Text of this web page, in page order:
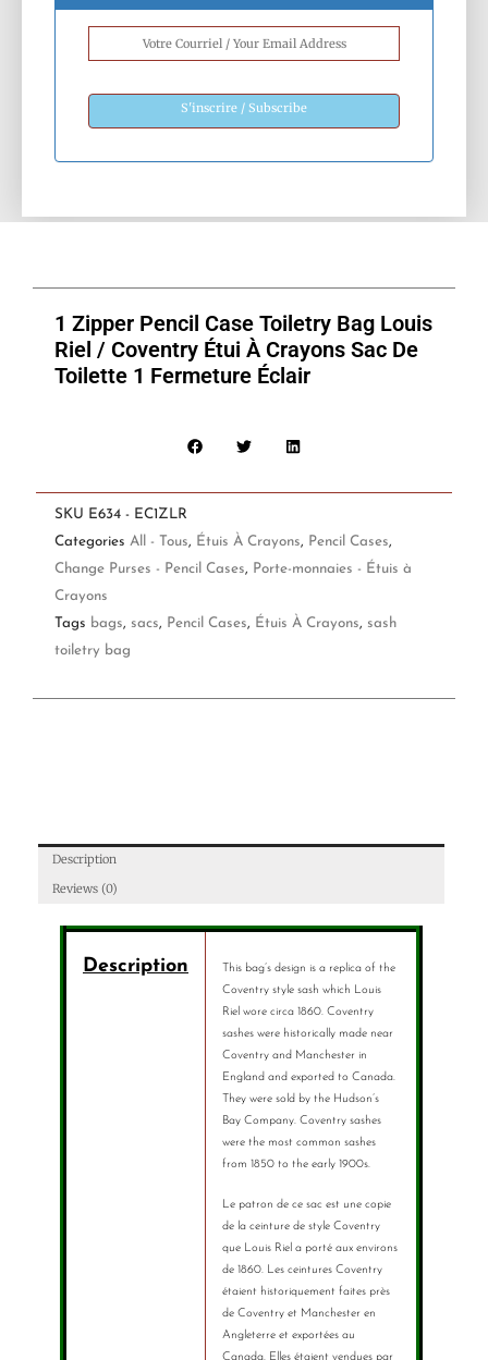
S'inscrire / Subscribe
1 Zipper Pencil Case Toiletry Bag Louis
Riel / Coventry Étui À Crayons Sac De
Toilette 1 Fermeture Éclair
SKU E634 - EC1ZLR
Categories All - Tous, Étuis À Crayons, Pencil Cases,
Change Purses - Pencil Cases, Porte-monnaies - Étuis à
Crayons
Tags bags, sacs, Pencil Cases, Étuis À Crayons, sash
toiletry bag
Description
Reviews (0)
Description
This bag’s design is a replica of the
Coventry style sash which Louis
Riel wore circa 1860. Coventry
sashes were historically made near
Coventry and Manchester in
England and exported to Canada.
They were sold by the Hudson’s
Bay Company. Coventry sashes
were the most common sashes
from 1850 to the early 1900s.
Le patron de ce sac est une copie
de la ceinture de style Coventry
que Louis Riel a porté aux environs
de 1860. Les ceintures Coventry
étaient historiquement faites près
de Coventry et Manchester en
Angleterre et exportées au